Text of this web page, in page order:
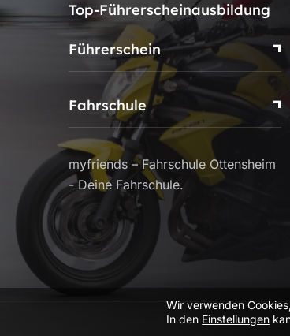
Top-Führerscheinausbildung
Führerschein
Fahrschule
myfriends – Fahrschule Ottensheim
- Deine Fahrschule.
Wir verwenden
In den Einstellungen